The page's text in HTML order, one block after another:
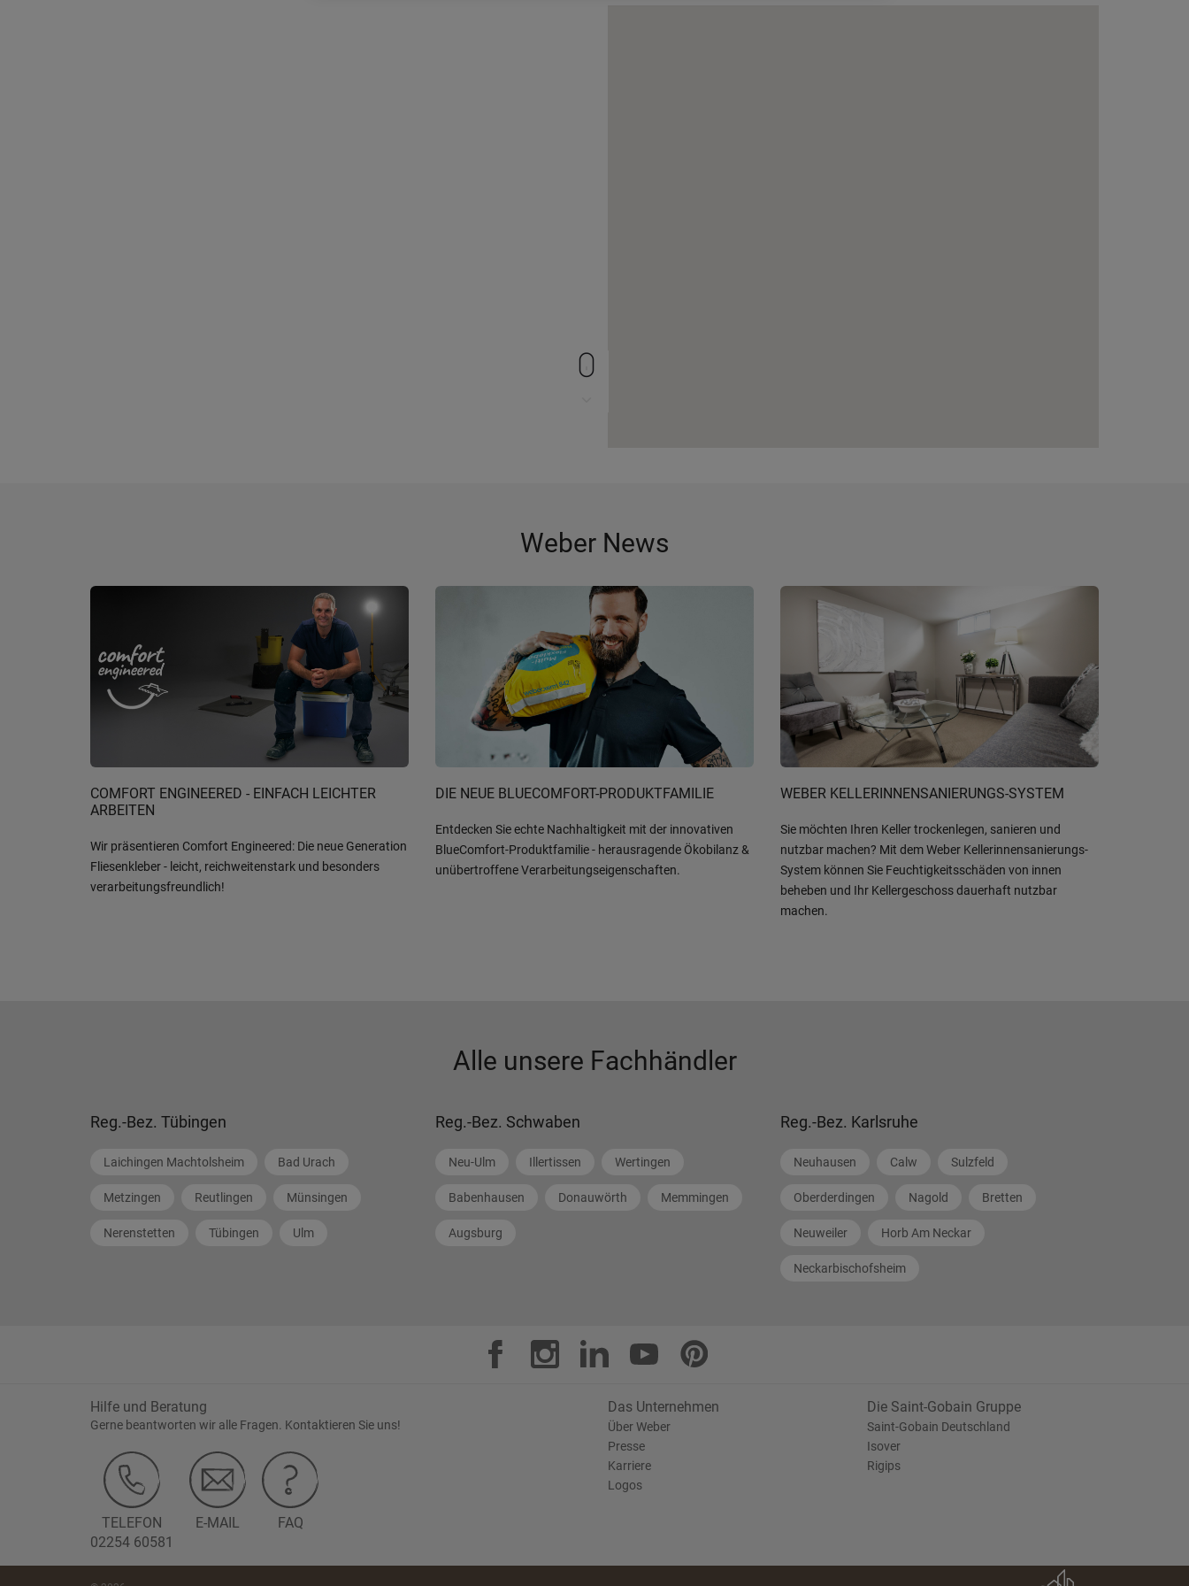
Weber News
COMFORT ENGINEERED - EINFACH LEICHTER
ARBEITEN
Wir präsentieren Comfort Engineered: Die neue Generation
Fliesenkleber - leicht, reichweitenstark und besonders
verarbeitungsfreundlich!
DIE NEUE BLUECOMFORT-PRODUKTFAMILIE
Entdecken Sie echte Nachhaltigkeit mit der innovativen
BlueComfort-Produktfamilie - herausragende Ökobilanz &
unübertroffene Verarbeitungseigenschaften.
WEBER KELLERINNENSANIERUNGS-SYSTEM
Sie möchten Ihren Keller trockenlegen, sanieren und
nutzbar machen? Mit dem Weber Kellerinnensanierungs-
System können Sie Feuchtigkeitsschäden von innen
beheben und Ihr Kellergeschoss dauerhaft nutzbar
machen.
Alle unsere Fachhändler
Reg.-Bez. Tübingen
Laichingen Machtolsheim Bad Urach
Metzingen Reutlingen Münsingen
Nerenstetten Tübingen Ulm
Reg.-Bez. Schwaben
Neu-Ulm Illertissen Wertingen
Babenhausen Donauwörth Memmingen
Augsburg
Reg.-Bez. Karlsruhe
Neuhausen Calw Sulzfeld
Oberderdingen Nagold Bretten
Neuweiler Horb Am Neckar
Neckarbischofsheim
Hilfe und Beratung
Gerne beantworten wir alle Fragen. Kontaktieren Sie uns!
TELEFON
02254 60581
E-MAIL FAQ
Das Unternehmen
Über Weber
Presse
Karriere
Logos
Die Saint-Gobain Gruppe
Saint-Gobain Deutschland
Isover
Rigips